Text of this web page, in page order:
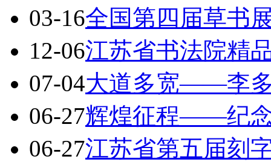
03-16全国第四届草书
12-06江苏省书法院精
07-04大道多宽——李
06-27辉煌征程——纪
06-27江苏省第五届刻